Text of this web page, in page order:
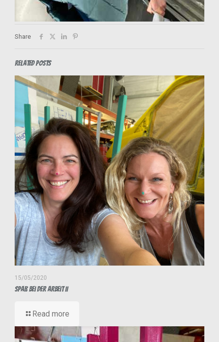
Share
Related posts
15/05/2020
Spaß bei der Arbeit II
Read more